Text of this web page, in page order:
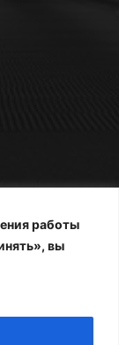
работы
вы